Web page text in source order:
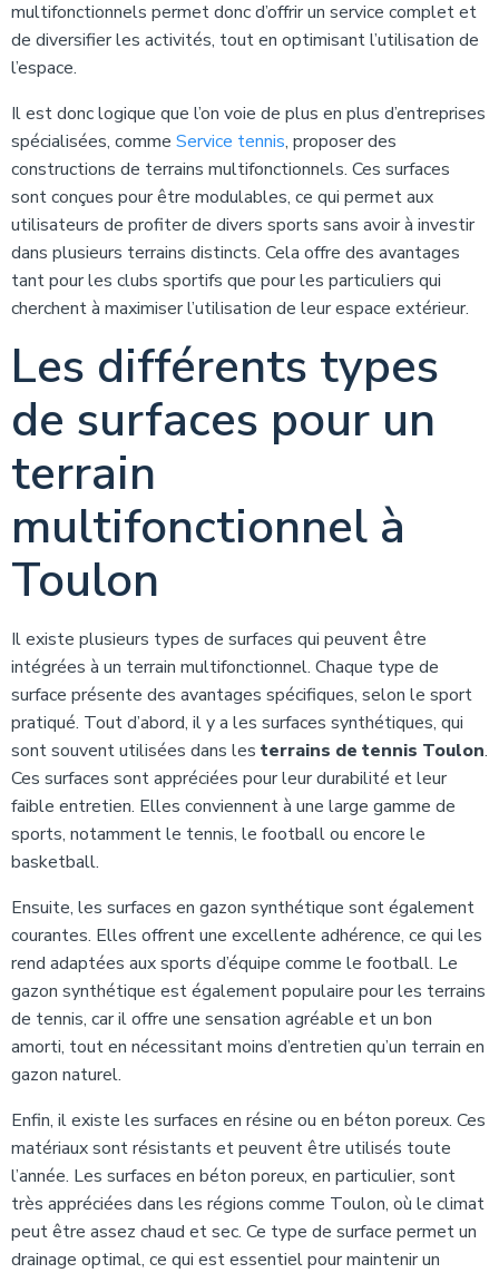
multifonctionnels permet donc d’offrir un service complet et
de diversifier les activités, tout en optimisant l’utilisation de
l’espace.
Il est donc logique que l’on voie de plus en plus d’entreprises
spécialisées, comme Service tennis, proposer des
constructions de terrains multifonctionnels. Ces surfaces
sont conçues pour être modulables, ce qui permet aux
utilisateurs de profiter de divers sports sans avoir à investir
dans plusieurs terrains distincts. Cela offre des avantages
tant pour les clubs sportifs que pour les particuliers qui
cherchent à maximiser l’utilisation de leur espace extérieur.
Les différents types
de surfaces pour un
terrain
multifonctionnel à
Toulon
Il existe plusieurs types de surfaces qui peuvent être
intégrées à un terrain multifonctionnel. Chaque type de
surface présente des avantages spécifiques, selon le sport
pratiqué. Tout d’abord, il y a les surfaces synthétiques, qui
sont souvent utilisées dans les terrains de tennis Toulon.
Ces surfaces sont appréciées pour leur durabilité et leur
faible entretien. Elles conviennent à une large gamme de
sports, notamment le tennis, le football ou encore le
basketball.
Ensuite, les surfaces en gazon synthétique sont également
courantes. Elles offrent une excellente adhérence, ce qui les
rend adaptées aux sports d’équipe comme le football. Le
gazon synthétique est également populaire pour les terrains
de tennis, car il offre une sensation agréable et un bon
amorti, tout en nécessitant moins d’entretien qu’un terrain en
gazon naturel.
Enfin, il existe les surfaces en résine ou en béton poreux. Ces
matériaux sont résistants et peuvent être utilisés toute
l’année. Les surfaces en béton poreux, en particulier, sont
très appréciées dans les régions comme Toulon, où le climat
peut être assez chaud et sec. Ce type de surface permet un
drainage optimal, ce qui est essentiel pour maintenir un